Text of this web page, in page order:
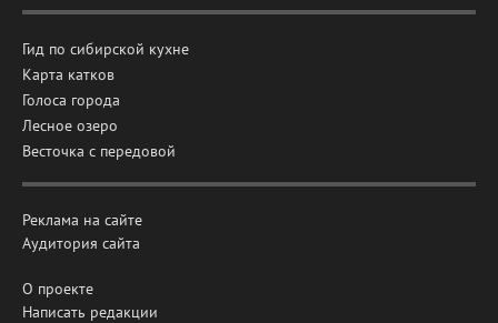
Гид по сибирской кухне
Карта катков
Голоса города
Лесное озеро
Весточка с передовой
Реклама на сайте
Аудитория сайта
О проекте
Написать редакции